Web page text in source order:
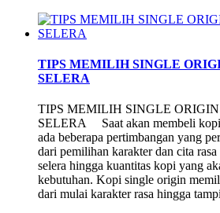
TIPS MEMILIH SINGLE
SELERA
TIPS MEMILIH SINGLE
SELERA Saat akan membeli kopi
ada beberapa pertimbangan yang
dari pemilihan karakter dan cita
selera hingga kuantitas kopi yang
kebutuhan. Kopi single origin
dari mulai karakter rasa hingga